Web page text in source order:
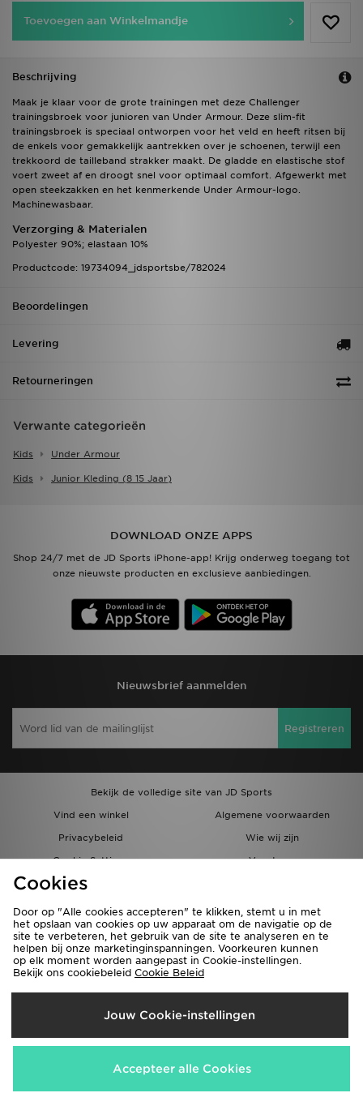
Toevoegen aan Winkelmandje
Beschrijving
Maak je klaar voor de grote trainingen met deze Challenger
trainingsbroek voor junioren van Under Armour. Deze slim-fit
trainingsbroek is speciaal ontworpen voor het veld en heeft ritsen bij
de enkels voor gemakkelijk aantrekken over je schoenen, terwijl een
trekkoord de tailleband strakker maakt. De gladde en elastische stof
voert zweet af en droogt snel voor optimaal comfort. Afgewerkt met
open steekzakken en het kenmerkende Under Armour-logo.
Machinewasbaar.
Verzorging & Materialen
Polyester 90%; elastaan 10%
Productcode: 19734094_jdsportsbe/782024
Beoordelingen
Levering
Retourneringen
Verwante categorieën
Kids Under Armour
Kids Junior Kleding (8 15 Jaar)
DOWNLOAD ONZE APPS
Shop 24/7 met de JD Sports iPhone-app! Krijg onderweg toegang tot
onze nieuwste producten en exclusieve aanbiedingen.
Nieuwsbrief aanmelden
Registreren
Bekijk de volledige site van JD Sports
Vind een winkel
Algemene voorwaarden
Privacybeleid
Wie wij zijn
Cookie Settings
Vacatures
Bestellingen en Levering
Verzenden Naar
België
Wij accepteren de volgende betaalmethoden
Cookies
Door op "Alle cookies accepteren" te klikken, stemt u in met
het opslaan van cookies op uw apparaat om de navigatie op de
site te verbeteren, het gebruik van de site te analyseren en te
helpen bij onze marketinginspanningen. Voorkeuren kunnen
op elk moment worden aangepast in Cookie-instellingen.
Bekijk ons cookiebeleid Cookie Beleid
Jouw Cookie-instellingen
Accepteer alle Cookies